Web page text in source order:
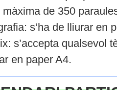
de 350
s’ha de lliurar en
s’accepta qualsevol
en paper A4.